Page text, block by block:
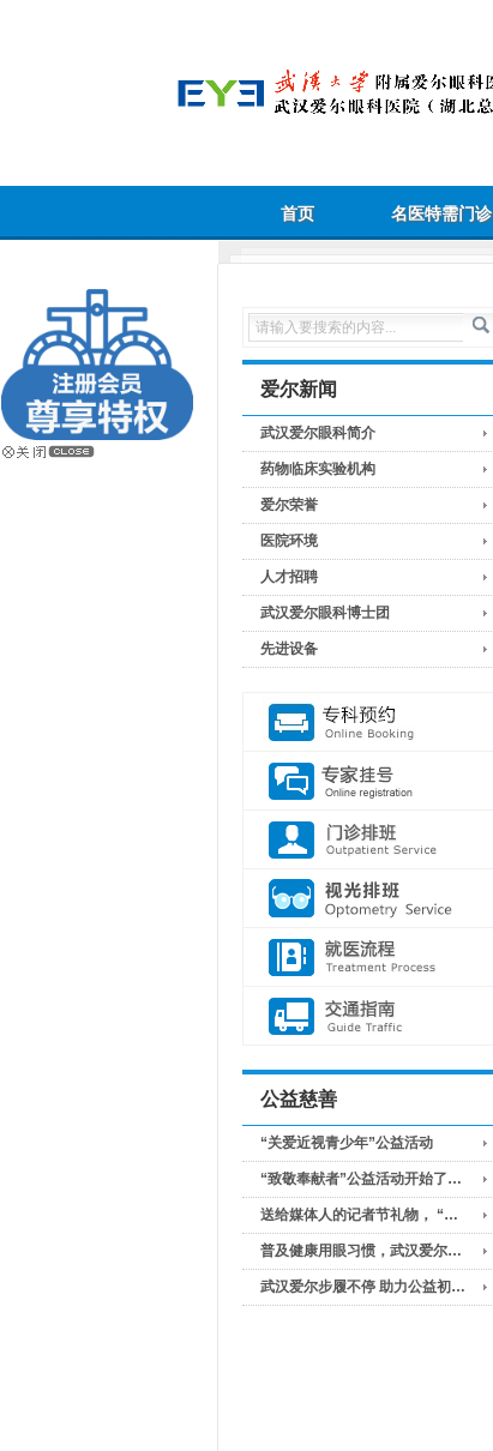
首页 名医特需门诊
爱尔新闻
武汉爱尔眼科简介
药物临床实验机构
爱尔荣誉
医院环境
人才招聘
武汉爱尔眼科博士团
先进设备
公益慈善
“关爱近视青少年”公益活动
“致敬奉献者”公益活动开始了…
送给媒体人的记者节礼物， “…
普及健康用眼习惯，武汉爱尔…
武汉爱尔步履不停 助力公益初…